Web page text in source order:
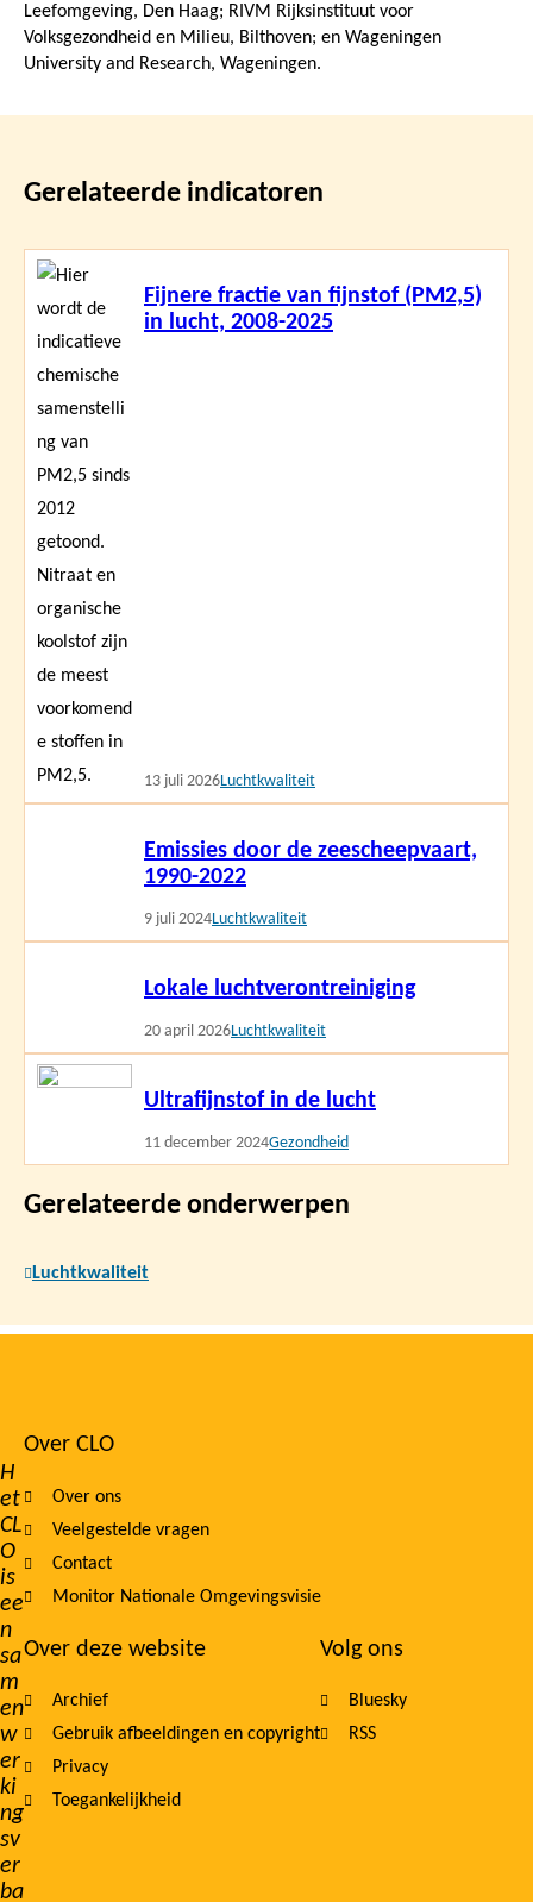
Leefomgeving, Den Haag; RIVM Rijksinstituut voor
Volksgezondheid en Milieu, Bilthoven; en Wageningen
University and Research, Wageningen.
Gerelateerde indicatoren
Fijnere fractie van fijnstof (PM2,5)
in lucht, 2008-2025
13 juli 2026Luchtkwaliteit
Lees
Emissies door de zeescheepvaart,
1990-2022
9 juli 2024Luchtkwaliteit
Lokale luchtverontreiniging
20 april 2026Luchtkwaliteit
Ultrafijnstof in de lucht
11 december 2024Gezondheid
Lees
Gerelateerde onderwerpen
Luchtkwaliteit
H
et
CL
O
is
ee
n
sa
m
en
w
er
ki
ng
sv
er
ba
Footer
navigation
Over CLO
Over ons
Veelgestelde vragen
Contact
Monitor Nationale Omgevingsvisie
Over deze website
Archief
Gebruik afbeeldingen en copyright
Privacy
Toegankelijkheid
Volg ons
Bluesky
RSS